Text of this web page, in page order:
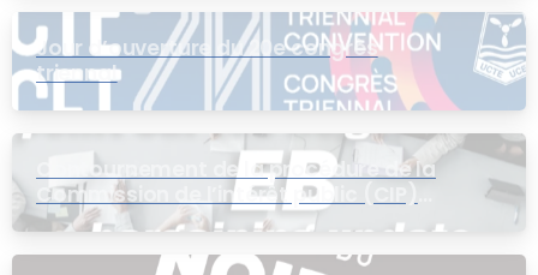
Jour d’ouverture du 20e congrès
triennal
Contournement de la procédure de la
Commission de l’intérêt public (CIP)
pour le groupe EB